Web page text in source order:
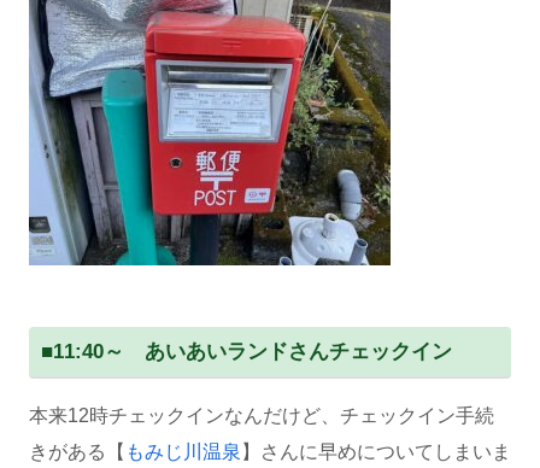
■11:40～ あいあいランドさんチェックイン
本来12時チェックインなんだけど、チェックイン手続
きがある【 もみじ川温泉 】さんに早めについてしまいま